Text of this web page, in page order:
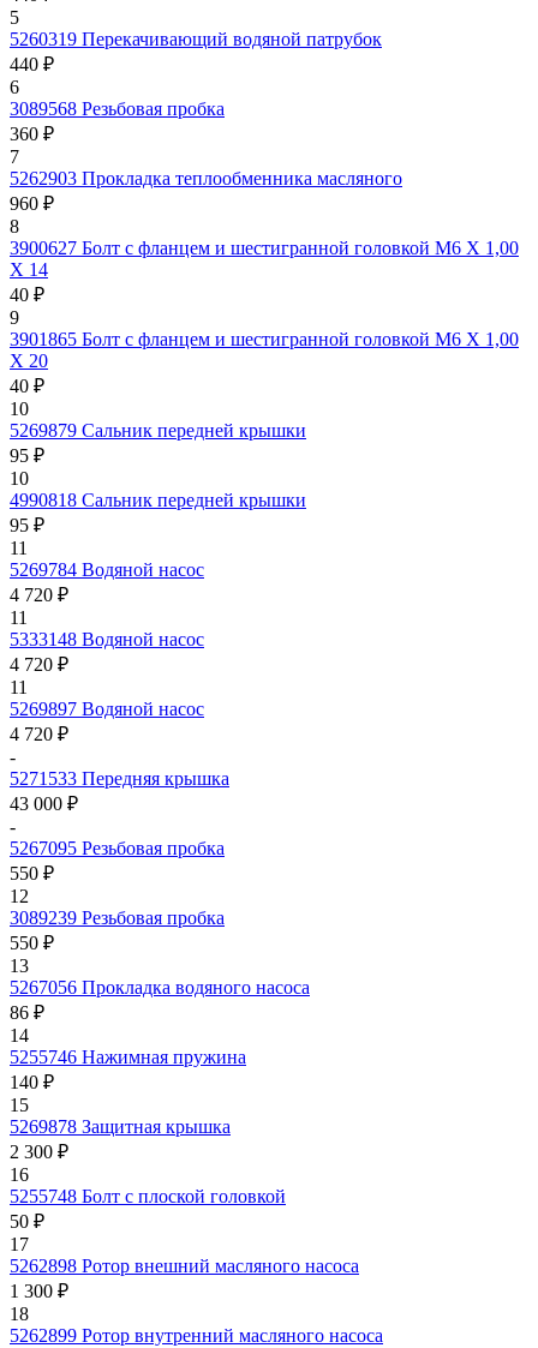
5
5260319 Перекачивающий водяной патрубок
440 ₽
6
3089568 Резьбовая пробка
360 ₽
7
5262903 Прокладка теплообменника масляного
960 ₽
8
3900627 Болт с фланцем и шестигранной головкой M6 X 1,00
X 14
40 ₽
9
3901865 Болт с фланцем и шестигранной головкой M6 X 1,00
X 20
40 ₽
10
5269879 Сальник передней крышки
95 ₽
10
4990818 Сальник передней крышки
95 ₽
11
5269784 Водяной насос
4 720 ₽
11
5333148 Водяной насос
4 720 ₽
11
5269897 Водяной насос
4 720 ₽
-
5271533 Передняя крышка
43 000 ₽
-
5267095 Резьбовая пробка
550 ₽
12
3089239 Резьбовая пробка
550 ₽
13
5267056 Прокладка водяного насоса
86 ₽
14
5255746 Нажимная пружина
140 ₽
15
5269878 Защитная крышка
2 300 ₽
16
5255748 Болт с плоской головкой
50 ₽
17
5262898 Ротор внешний масляного насоса
1 300 ₽
18
5262899 Ротор внутренний масляного насоса